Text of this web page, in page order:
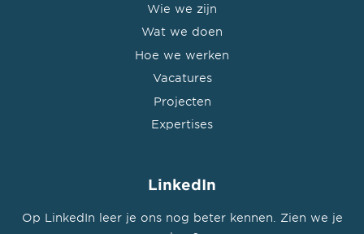
Wie we zijn
Wat we doen
Hoe we werken
Vacatures
Projecten
Expertises
LinkedIn
Op LinkedIn leer je ons nog beter kennen. Zien we je